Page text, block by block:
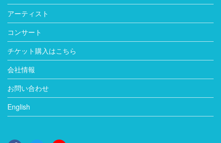
アーティスト
コンサート
チケット購入はこちら
会社情報
お問い合わせ
English